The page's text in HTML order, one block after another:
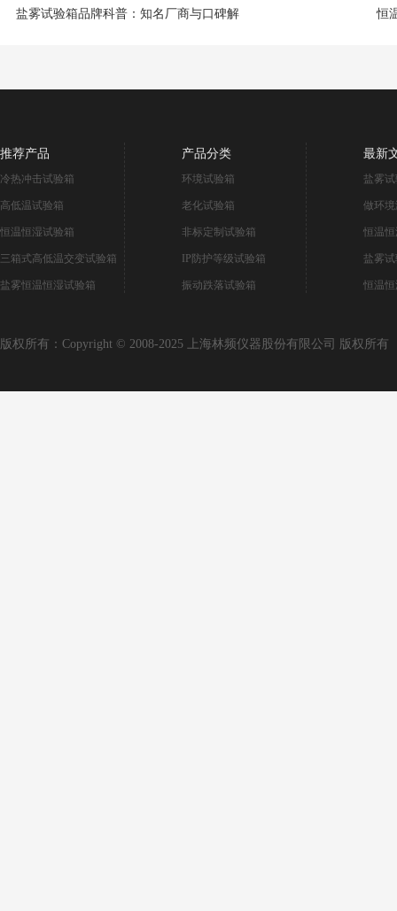
盐雾试验箱品牌科普：知名厂商与口碑解 恒
推荐产品
冷热冲击试验箱
高低温试验箱
恒温恒湿试验箱
三箱式高低温交变试验箱
盐雾恒温恒湿试验箱
产品分类
环境试验箱
老化试验箱
非标定制试验箱
IP防护等级试验箱
振动跌落试验箱
最新
盐雾
做环
恒温
盐雾
恒温
版权所有：Copyright © 2008-2025 上海林频仪器股份有限公司 版权所有